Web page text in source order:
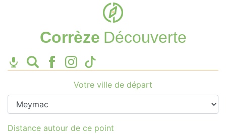
Corrèze Découverte
Votre ville de départ
Distance autour de ce point